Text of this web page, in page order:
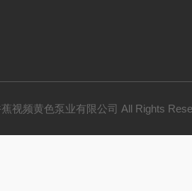
蕉视频黄色泵业有限公司 All Rights